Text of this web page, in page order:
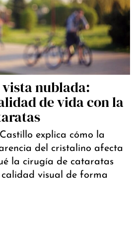
nublada:
de vida con la
explica cómo la
del cristalino afecta
la cirugía de cataratas
visual de forma